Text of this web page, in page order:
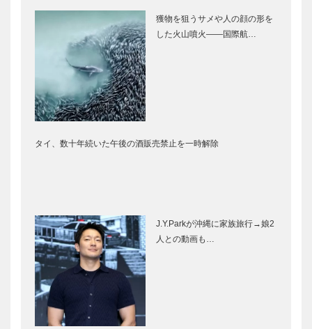
獲物を狙うサメや人の顔の形を
した火山噴火――国際航…
タイ、数十年続いた午後の酒販売禁止を一時解除
J.Y.Parkが沖縄に家族旅行→娘2
人との動画も…